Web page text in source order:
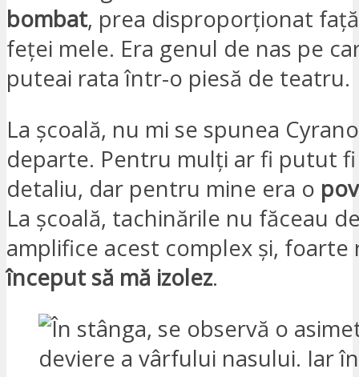
bombat, prea disproporționat
feței mele. Era genul de nas pe
puteai rata într-o piesă de teatru.
La școală, nu mi se spunea
departe. Pentru mulți ar fi putut
detaliu, dar pentru mine era o
La școală, tachinările nu făceau
amplifice acest complex și,
început să mă izolez.